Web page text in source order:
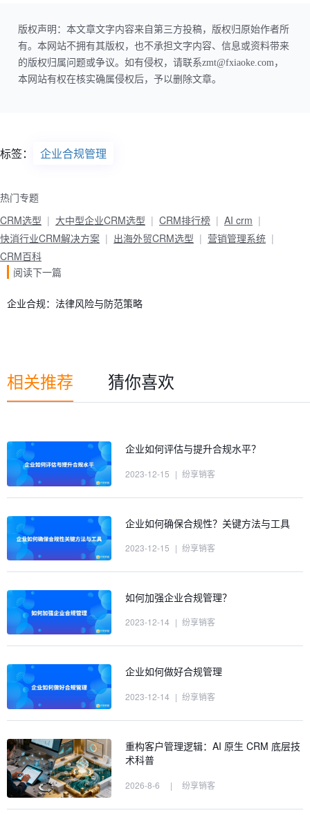
版权声明：本文章文字内容来自第三方投稿，版权归原始作者所
有。本网站不拥有其版权，也不承担文字内容、信息或资料带来
的版权归属问题或争议。如有侵权，请联系zmt@fxiaoke.com，
本网站有权在核实确属侵权后，予以删除文章。
标签： 企业合规管理
热门专题
CRM选型
大中型企业CRM选型 CRM排行榜
AI crm
快消行业CRM解决方案
出海外贸CRM选型
营销管理系统
CRM百科
阅读下一篇
企业合规：法律风险与防范策略
相关推荐 猜你喜欢
企业如何评估与提升合规水平？
2023-12-15 | 纷享销客
企业如何确保合规性？关键方法与工具
2023-12-15 | 纷享销客
如何加强企业合规管理？
2023-12-14 | 纷享销客
企业如何做好合规管理
2023-12-14 | 纷享销客
重构客户管理逻辑：AI 原生 CRM 底层技
术科普
2026-8-6 | 纷享销客